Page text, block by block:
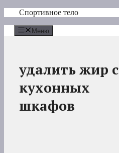
Перейти
содержимому
Спортивное тело
Меню
удалить жир с
кухонных
шкафов